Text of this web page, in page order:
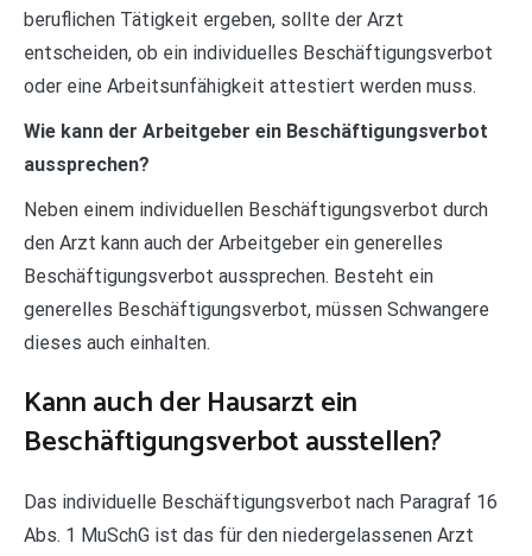
beruflichen Tätigkeit ergeben, sollte der Arzt
entscheiden, ob ein individuelles Beschäftigungsverbot
oder eine Arbeitsunfähigkeit attestiert werden muss.
Wie kann der Arbeitgeber ein Beschäftigungsverbot
aussprechen?
Neben einem individuellen Beschäftigungsverbot durch
den Arzt kann auch der Arbeitgeber ein generelles
Beschäftigungsverbot aussprechen. Besteht ein
generelles Beschäftigungsverbot, müssen Schwangere
dieses auch einhalten.
Kann auch der Hausarzt ein
Beschäftigungsverbot ausstellen?
Das individuelle Beschäftigungsverbot nach Paragraf 16
Abs. 1 MuSchG ist das für den niedergelassenen Arzt